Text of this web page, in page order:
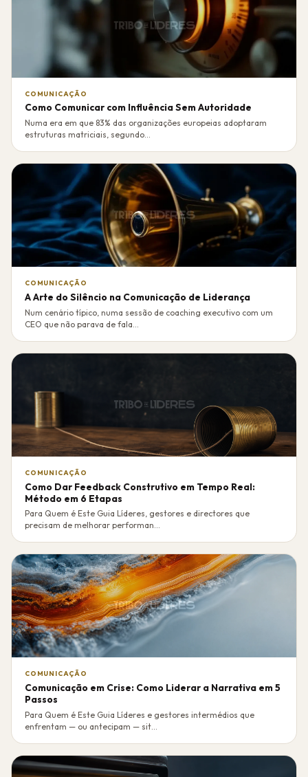
COMUNICAÇÃO
Como Comunicar com Influência Sem Autoridade
Numa era em que 83% das organizações europeias adoptaram
estruturas matriciais, segundo...
COMUNICAÇÃO
A Arte do Silêncio na Comunicação de Liderança
Num cenário típico, numa sessão de coaching executivo com um
CEO que não parava de fala...
COMUNICAÇÃO
Como Dar Feedback Construtivo em Tempo Real:
Método em 6 Etapas
Para Quem é Este Guia Líderes, gestores e directores que
precisam de melhorar performan...
COMUNICAÇÃO
Comunicação em Crise: Como Liderar a Narrativa em 5
Passos
Para Quem é Este Guia Líderes e gestores intermédios que
enfrentam — ou antecipam — sit...